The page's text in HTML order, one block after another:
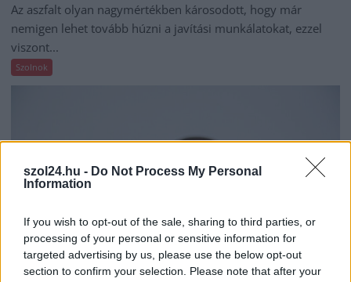
szol24.hu - Do Not Process My Personal
Information
If you wish to opt-out of the sale, sharing to third parties, or
processing of your personal or sensitive information for
targeted advertising by us, please use the below opt-out
section to confirm your selection. Please note that after your
Az aszfalt olyan nagymértékben károsodott, hogy már
nemigen lehet tovább húzni a javítási munkálatokat, ezzel
viszont...
Szolnok